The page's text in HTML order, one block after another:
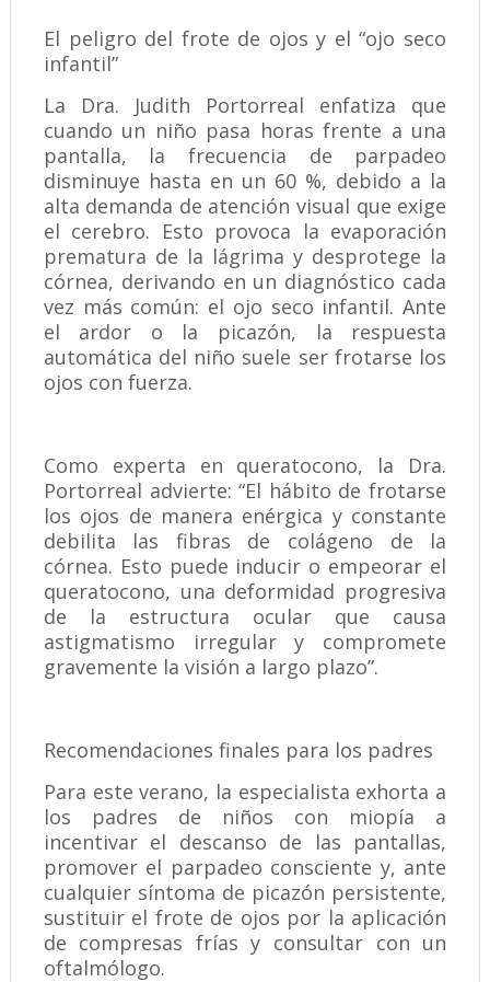
El peligro del frote de ojos y el “ojo seco
infantil”
La Dra. Judith Portorreal enfatiza que
cuando un niño pasa horas frente a una
pantalla, la frecuencia de parpadeo
disminuye hasta en un 60 %, debido a la
alta demanda de atención visual que exige
el cerebro. Esto provoca la evaporación
prematura de la lágrima y desprotege la
córnea, derivando en un diagnóstico cada
vez más común: el ojo seco infantil. Ante
el ardor o la picazón, la respuesta
automática del niño suele ser frotarse los
ojos con fuerza.
Como experta en queratocono, la Dra.
Portorreal advierte: “El hábito de frotarse
los ojos de manera enérgica y constante
debilita las fibras de colágeno de la
córnea. Esto puede inducir o empeorar el
queratocono, una deformidad progresiva
de la estructura ocular que causa
astigmatismo irregular y compromete
gravemente la visión a largo plazo”.
Recomendaciones finales para los padres
Para este verano, la especialista exhorta a
los padres de niños con miopía a
incentivar el descanso de las pantallas,
promover el parpadeo consciente y, ante
cualquier síntoma de picazón persistente,
sustituir el frote de ojos por la aplicación
de compresas frías y consultar con un
oftalmólogo.